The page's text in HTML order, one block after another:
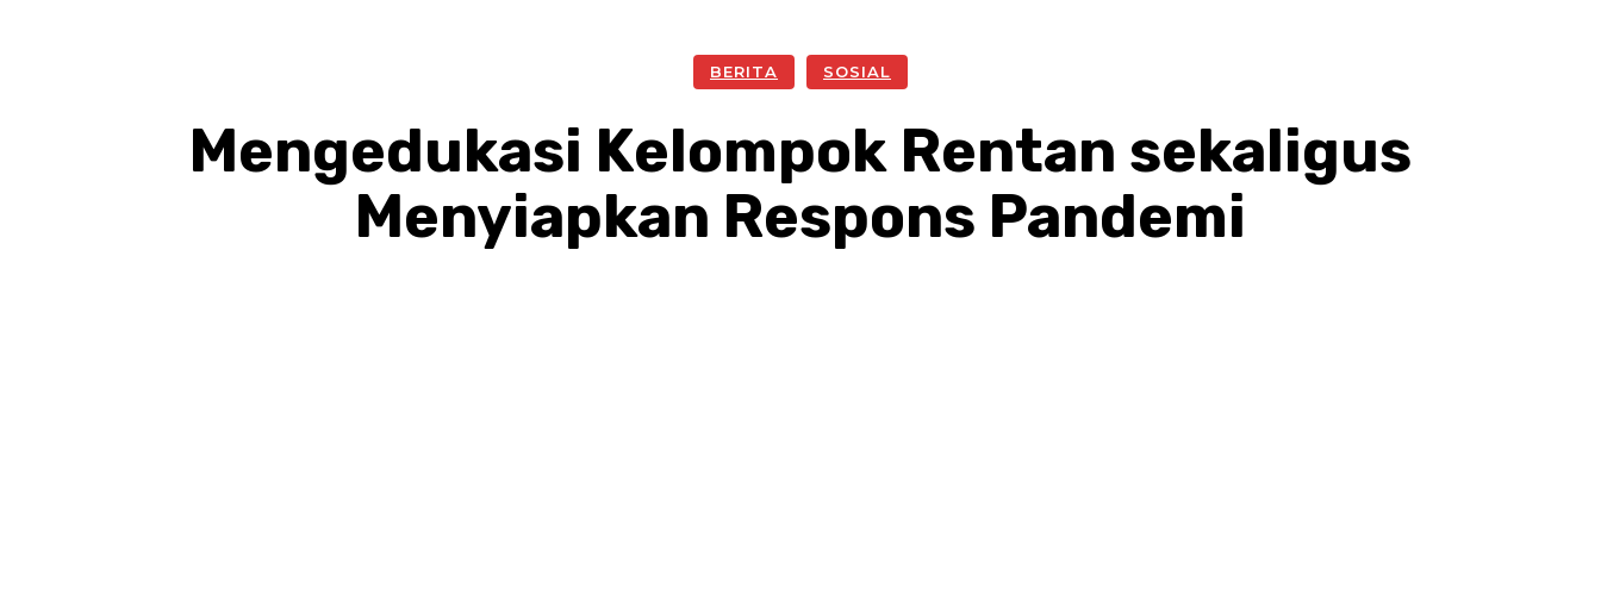
BERITA SOSIAL
Mengedukasi Kelompok Rentan sekaligus
Menyiapkan Respons Pandemi